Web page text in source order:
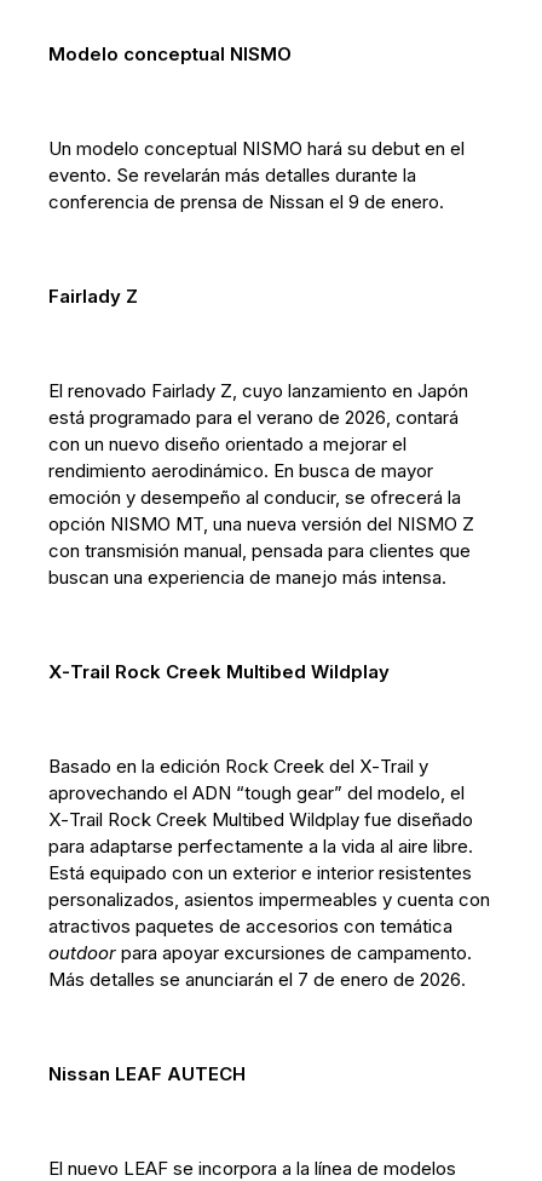
Modelo conceptual NISMO
Un modelo conceptual NISMO hará su debut en el
evento. Se revelarán más detalles durante la
conferencia de prensa de Nissan el 9 de enero.
Fairlady Z
El renovado Fairlady Z, cuyo lanzamiento en Japón
está programado para el verano de 2026, contará
con un nuevo diseño orientado a mejorar el
rendimiento aerodinámico. En busca de mayor
emoción y desempeño al conducir, se ofrecerá la
opción NISMO MT, una nueva versión del NISMO Z
con transmisión manual, pensada para clientes que
buscan una experiencia de manejo más intensa.
X‑Trail Rock Creek Multibed Wildplay
Basado en la edición Rock Creek del X‑Trail y
aprovechando el ADN “tough gear” del modelo, el
X‑Trail Rock Creek Multibed Wildplay fue diseñado
para adaptarse perfectamente a la vida al aire libre.
Está equipado con un exterior e interior resistentes
personalizados, asientos impermeables y cuenta con
atractivos paquetes de accesorios con temática
outdoor para apoyar excursiones de campamento.
Más detalles se anunciarán el 7 de enero de 2026.
Nissan LEAF AUTECH
El nuevo LEAF se incorpora a la línea de modelos